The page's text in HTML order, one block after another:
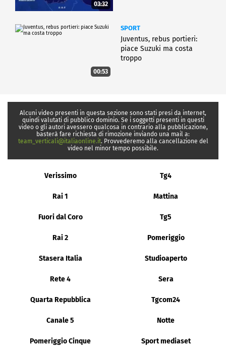
03:32
00:53
SPORT
Juventus, rebus portieri:
piace Suzuki ma costa
troppo
Alcuni video presenti in questa sezione sono stati presi da internet,
quindi valutati di pubblico dominio. Se i soggetti presenti in questi
video o gli autori avessero qualcosa in contrario alla pubblicazione,
basterà fare richiesta di rimozione inviando una mail a:
team_verticali@italiaonline.it. Provvederemo alla cancellazione del
video nel minor tempo possibile.
Verissimo Tg4
Rai 1 Mattina
Fuori dal Coro Tg5
Rai 2 Pomeriggio
Stasera Italia Studioaperto
Rete 4 Sera
Quarta Repubblica Tgcom24
Canale 5 Notte
Pomeriggio Cinque Sport mediaset